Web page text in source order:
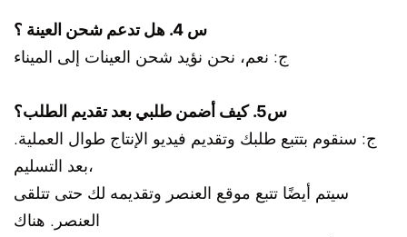
س 4. هل تدعم شحن العينة ؟
ج: نعم، نحن نؤيد شحن العينات إلى الميناء
س5. كيف أضمن طلبي بعد تقديم الطلب؟
ج: سنقوم بتتبع طلبك وتقديم فيديو الإنتاج طوال العملية.
بعد التسليم،
سيتم أيضًا تتبع موقع العنصر وتقديمه لك حتى تتلقى
العنصر. هناك